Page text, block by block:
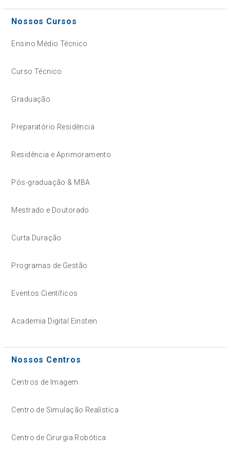
Nossos Cursos
Ensino Médio Técnico
Curso Técnico
Graduação
Preparatório Residência
Residência e Aprimoramento
Pós-graduação & MBA
Mestrado e Doutorado
Curta Duração
Programas de Gestão
Eventos Científicos
Academia Digital Einstein
Nossos Centros
Centros de Imagem
Centro de Simulação Realística
Centro de Cirurgia Robótica